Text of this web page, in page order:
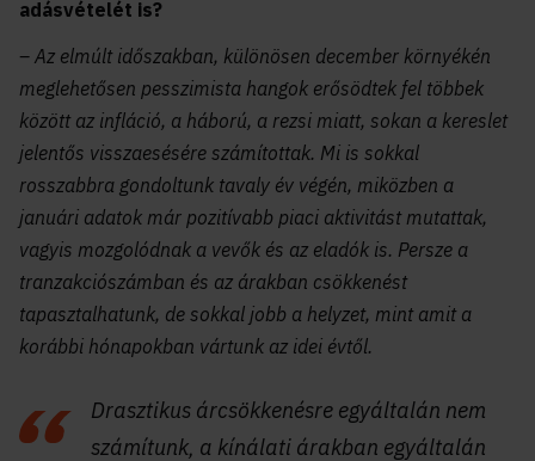
adásvételét is?
– Az elmúlt időszakban, különösen december környékén
meglehetősen pesszimista hangok erősödtek fel többek
között az infláció, a háború, a rezsi miatt, sokan a kereslet
jelentős visszaesésére számítottak. Mi is sokkal
rosszabbra gondoltunk tavaly év végén, miközben a
januári adatok már pozitívabb piaci aktivitást mutattak,
vagyis mozgolódnak a vevők és az eladók is. Persze a
tranzakciószámban és az árakban csökkenést
tapasztalhatunk, de sokkal jobb a helyzet, mint amit a
korábbi hónapokban vártunk az idei évtől.
Drasztikus árcsökkenésre egyáltalán nem
számítunk, a kínálati árakban egyáltalán